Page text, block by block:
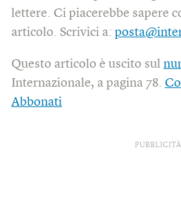
lettere. Ci piacerebbe sapere
articolo. Scrivici a:
Questo articolo è uscito sul
Internazionale, a pagina 78.
Abbonati
PUBBLICITÀ